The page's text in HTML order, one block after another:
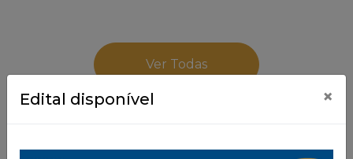
Ver Todas
Edital disponível ×